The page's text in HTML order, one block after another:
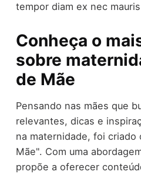
tempor diam ex nec
Conheça o
sobre
de Mãe
Pensando nas mães que
relevantes, dicas e
na maternidade, foi criado
Mãe". Com uma
propõe a oferecer